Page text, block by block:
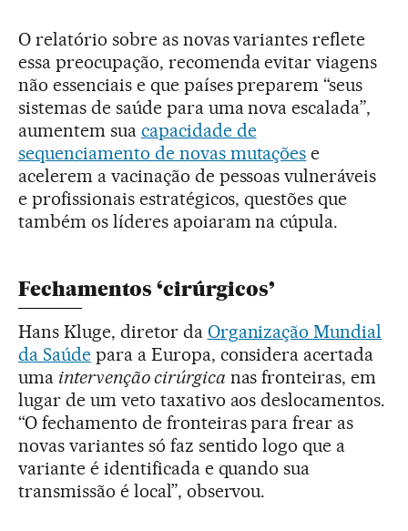
O relatório sobre as novas variantes reflete
essa preocupação, recomenda evitar viagens
não essenciais e que países preparem “seus
sistemas de saúde para uma nova escalada”,
aumentem sua capacidade de
sequenciamento de novas mutações e
acelerem a vacinação de pessoas vulneráveis
e profissionais estratégicos, questões que
também os líderes apoiaram na cúpula.
Fechamentos ‘cirúrgicos’
Hans Kluge, diretor da Organização Mundial
da Saúdepara a Europa, considera acertada
uma intervenção cirúrgica nas fronteiras, em
lugar de um veto taxativo aos deslocamentos.
“O fechamento de fronteiras para frear as
novas variantes só faz sentido logo que a
variante é identificada e quando sua
transmissão é local”, observou.